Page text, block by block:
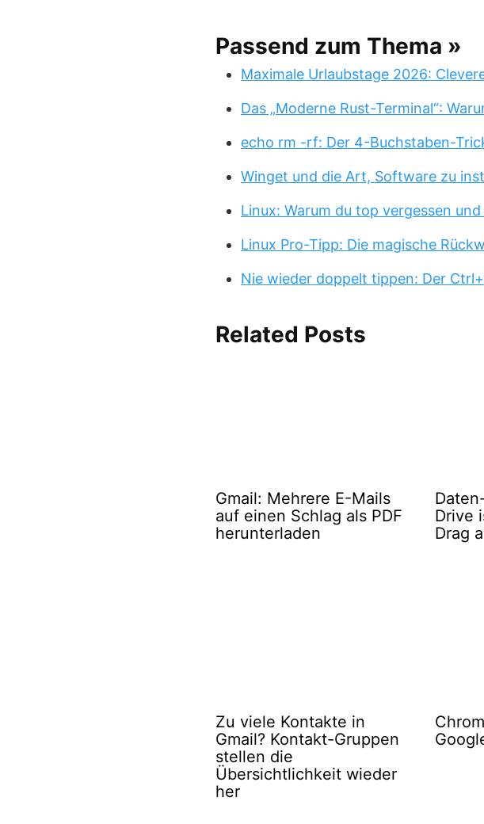
Passend zum Thema »
Maximale Urlaubstage 2026:
Das „Moderne Rust-Terminal“:
echo rm -rf: Der 4-Buchstaben-
Winget und die Art, Software zu
Linux: Warum du top vergessen
Linux Pro-Tipp: Die magische
Nie wieder doppelt tippen: Der
Related Posts
Gmail: Mehrere E-Mails
auf einen Schlag als PDF
herunterladen
Drive
Drag
Zu viele Kontakte in
Gmail? Kontakt-Gruppen
stellen die
Übersichtlichkeit wieder
her